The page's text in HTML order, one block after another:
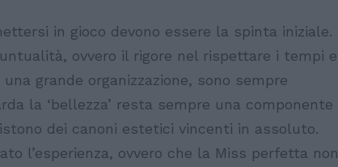
in gioco devono essere la spinta iniziale.
ovvero il rigore nel rispettare i tempi e
grande organizzazione, sono sempre
la ‘bellezza’ resta sempre una componente
dei canoni estetici vincenti in assoluto.
l’esperienza, ovvero che la Miss perfetta non